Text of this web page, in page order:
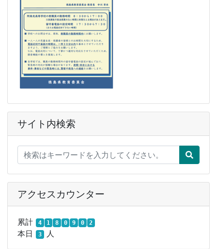
サイト内検索
アクセスカウンター
累計 4 1 8 0 9 0 2
本日 3 人